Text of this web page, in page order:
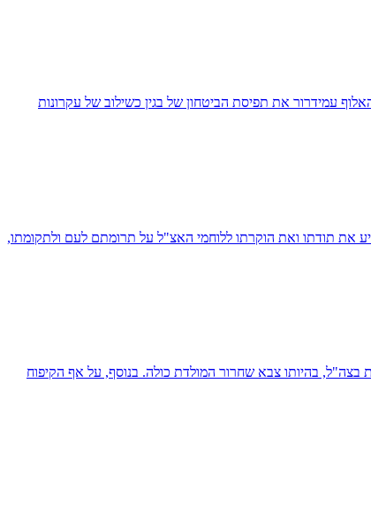
עמידרור את תפיסת הביטחון של בגין כשילוב של עקרונות
בגין בכנס, שבהם הביע את תודתו ואת הוקרתו ללוחמי האצ"ל על תרומתם לעם ולתקומתו,
בצה"ל, בהיותו צבא שחרור המולדת כולה. בנוסף, על אף הקיפוח